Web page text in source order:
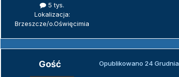
5 tys.
Lokalizacja:
Brzeszcze/o.Oświęcimia
Gość Opublikowano 24